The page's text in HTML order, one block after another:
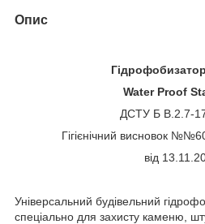
Опис
Water Proof
ДСТУ Б В.2.7-
Гігієнічний висновок
від
Універсальний будівельний
спеціально для захисту каменю,